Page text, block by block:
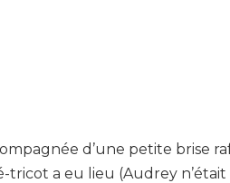
d’une petite brise
a eu lieu (Audrey